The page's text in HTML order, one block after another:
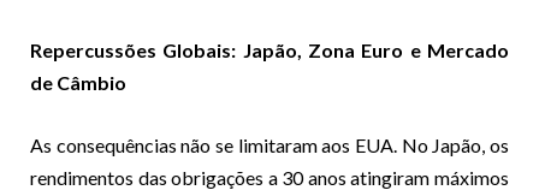
Repercussões Globais: Japão, Zona Euro e Mercado
de Câmbio
As consequências não se limitaram aos EUA. No Japão, os
rendimentos das obrigações a 30 anos atingiram máximos